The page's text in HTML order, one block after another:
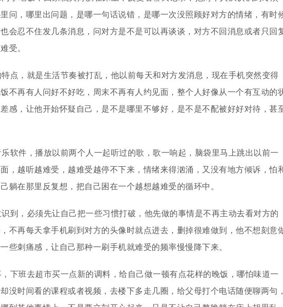
问，哪里出问题，是哪一句话说错，是哪一次没照顾好对方的情绪，有时
会忍不住发几条消息，问对方是不是可以再谈谈，对方不回消息或者只回
受。
点，就是生活节奏被打乱，他以前每天和对方发消息，现在手机突然变得
不再有人问好不好吃，周末不再有人约见面，整个人好像从一个有互动的
感，让他开始怀疑自己，是不是哪里不够好，是不是不配被好好对待，甚
软件，播放以前两个人一起听过的歌，歌一响起，脑袋里马上跳出以前一
，越听越难受，越难受越停不下来，情绪来得汹涌，又没有地方倾诉，怕
躺在那里反复想，把自己困在一个越想越难受的循环中。
到，必须先让自己把一些习惯打破，他先做的事情是不再主动去看对方的
不再每天拿手机刷到对方的头像时就点进去，删掉很难做到，他不想刻意
些刺痛感，让自己那种一刷手机就难受的频率慢慢降下来。
下班去超市买一点新的调料，给自己做一顿有点花样的晚饭，哪怕味道一
没时间看的课程或者视频，去楼下多走几圈，给父母打个电话随便聊两句，